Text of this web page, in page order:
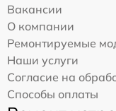
Вакансии
О компании
Ремонтируемые
Наши услуги
Согласие на
Способы оплаты